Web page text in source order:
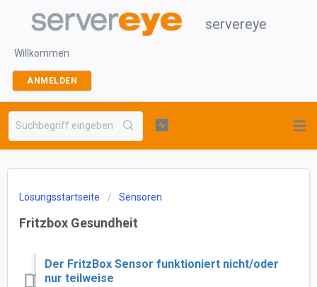
servereye
Willkommen
ANMELDEN
Lösungsstartseite Sensoren
Fritzbox Gesundheit
Der FritzBox Sensor funktioniert nicht/oder
nur teilweise